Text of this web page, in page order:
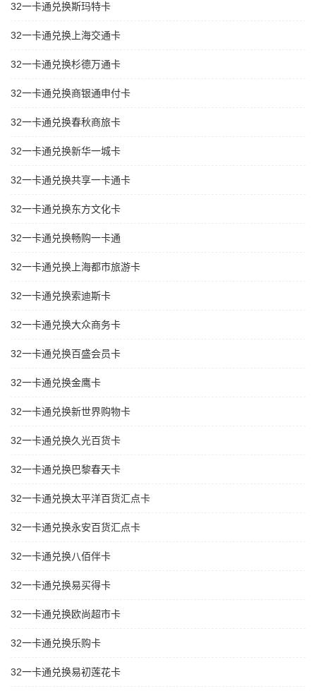
32一卡通兑换斯玛特卡
32一卡通兑换上海交通卡
32一卡通兑换杉德万通卡
32一卡通兑换商银通申付卡
32一卡通兑换春秋商旅卡
32一卡通兑换新华一城卡
32一卡通兑换共享一卡通卡
32一卡通兑换东方文化卡
32一卡通兑换畅购一卡通
32一卡通兑换上海都市旅游卡
32一卡通兑换索迪斯卡
32一卡通兑换大众商务卡
32一卡通兑换百盛会员卡
32一卡通兑换金鹰卡
32一卡通兑换新世界购物卡
32一卡通兑换久光百货卡
32一卡通兑换巴黎春天卡
32一卡通兑换太平洋百货汇点卡
32一卡通兑换永安百货汇点卡
32一卡通兑换八佰伴卡
32一卡通兑换易买得卡
32一卡通兑换欧尚超市卡
32一卡通兑换乐购卡
32一卡通兑换易初莲花卡